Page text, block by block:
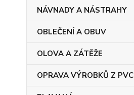
NÁVNADY A NÁSTRAHY
OBLEČENÍ A OBUV
OLOVA A ZÁTĚŽE
OPRAVA VÝROBKŮ Z PVC